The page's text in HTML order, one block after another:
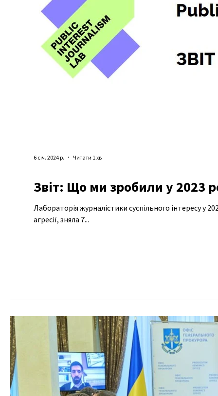
Звіт: Що ми зробили у 2023
Лабораторія журналістики суспільного інтересу у
агресії, зняла 7...
6 січ. 2024 р. Читати 1 хв